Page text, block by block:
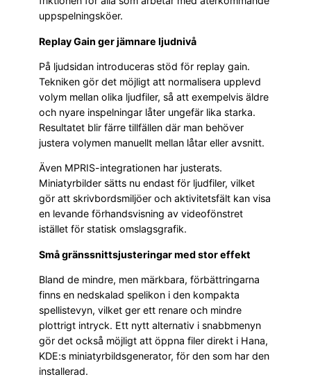
uppspelningsköer.
Replay Gain ger jämnare ljudnivå
På ljudsidan introduceras stöd för replay gain.
Tekniken gör det möjligt att normalisera upplevd
volym mellan olika ljudfiler, så att exempelvis äldre
och nyare inspelningar låter ungefär lika starka.
Resultatet blir färre tillfällen där man behöver
justera volymen manuellt mellan låtar eller avsnitt.
Även MPRIS-integrationen har justerats.
Miniatyrbilder sätts nu endast för ljudfiler, vilket
gör att skrivbordsmiljöer och aktivitetsfält kan visa
en levande förhandsvisning av videofönstret
istället för statisk omslagsgrafik.
Små gränssnittsjusteringar med stor effekt
Bland de mindre, men märkbara, förbättringarna
finns en nedskalad spelikon i den kompakta
spellistevyn, vilket ger ett renare och mindre
plottrigt intryck. Ett nytt alternativ i snabbmenyn
gör det också möjligt att öppna filer direkt i Hana,
KDE:s miniatyrbildsgenerator, för den som har den
installerad.